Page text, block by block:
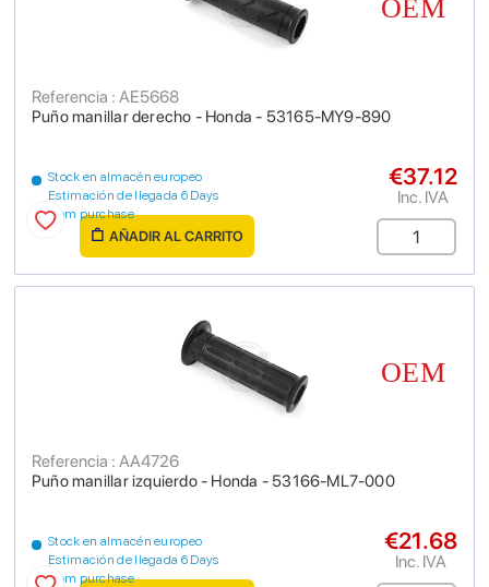
Puño manillar derecho - Honda - 53165-MY9-890
Referencia : AE5668
Stock en almacén europeo
Estimación de llegada 6 Days
from purchase
€37.12
Inc. IVA
AÑADIR AL CARRITO
Puño manillar izquierdo - Honda - 53166-ML7-000
Referencia : AA4726
Stock en almacén europeo
Estimación de llegada 6 Days
from purchase
€21.68
Inc. IVA